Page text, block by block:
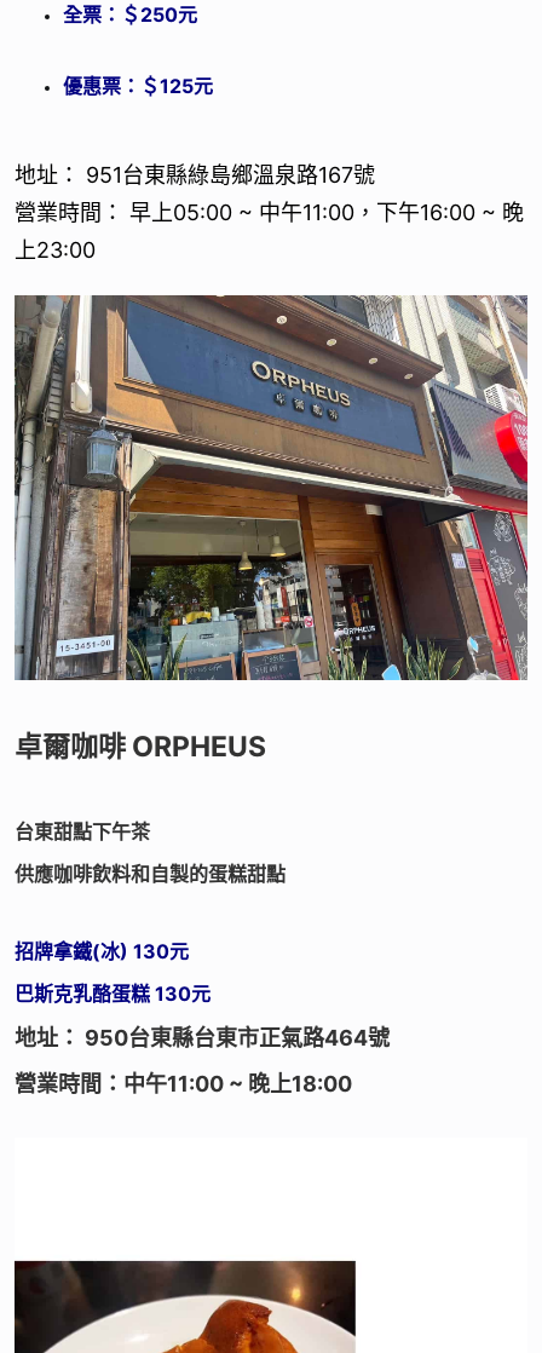
全票：＄250元
優惠票：＄125元
地址： 951台東縣綠島鄉溫泉路167號
營業時間： 早上05:00 ~ 中午11:00，下午16:00 ~ 晚
上23:00
卓爾咖啡 ORPHEUS
台東甜點下午茶
供應咖啡飲料和自製的蛋糕甜點
招牌拿鐵(冰) 130元
巴斯克乳酪蛋糕 130元
地址： 950台東縣台東市正氣路464號
營業時間：中午11:00 ~ 晚上18:00